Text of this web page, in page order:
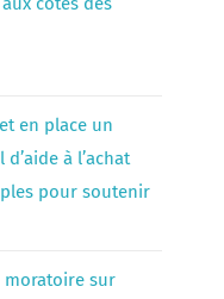
en place un
à l’achat
pour soutenir
moratoire sur